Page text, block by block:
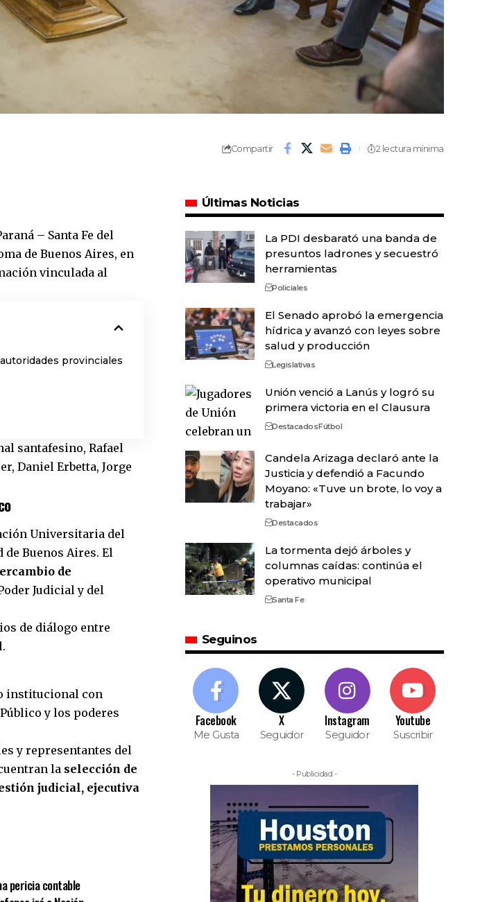
Compartir 2 lectura mínima
– Santa Fe del
de Buenos Aires, en
vinculada al
provinciales
santafesino, Rafael
Daniel Erbetta, Jorge
Universitaria del
de Buenos Aires. El
de
Judicial y del
de diálogo entre
institucional con
y los poderes
y representantes del
la selección de
judicial, ejecutiva
pericia contable
Últimas Noticias
La PDI desbarató una banda de
presuntos ladrones y secuestró
herramientas
Policiales
El Senado aprobó la emergencia
hídrica y avanzó con leyes sobre
salud y producción
Legislativas
Unión venció a Lanús y logró su
primera victoria en el Clausura
DestacadosFútbol
Candela Arizaga declaró ante la
Justicia y defendió a Facundo
Moyano: «Tuve un brote, lo voy a
trabajar»
Destacados
La tormenta dejó árboles y
columnas caídas: continúa el
operativo municipal
Santa Fe
Seguinos
Facebook
Me Gusta
X
Seguidor
Instagram
Seguidor
Youtube
Suscribir
- Publicidad -